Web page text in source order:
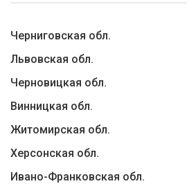
Черниговская обл.
Львовская обл.
Черновицкая обл.
Винницкая обл.
Житомирская обл.
Херсонская обл.
Ивано-Франковская обл.